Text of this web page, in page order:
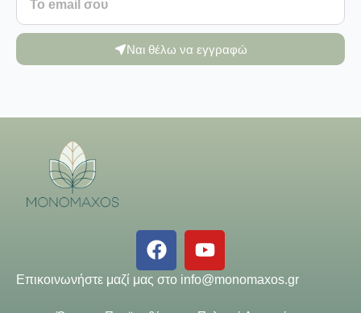
Ναι θέλω να εγγραφώ
Επικοινωνήστε μαζί μας στο info@monomaxos.gr